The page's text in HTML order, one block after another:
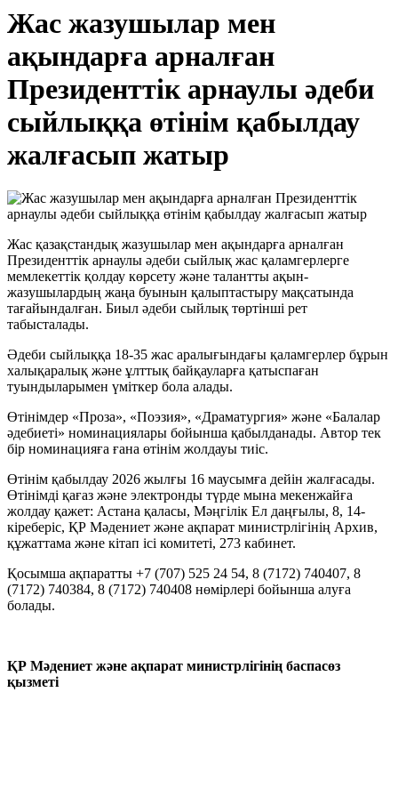
Жас жазушылар мен
ақындарға арналған
Президенттік арнаулы әдеби
сыйлыққа өтінім қабылдау
жалғасып жатыр
Жас қазақстандық жазушылар мен ақындарға арналған
Президенттік арнаулы әдеби сыйлық жас қаламгерлерге
мемлекеттік қолдау көрсету және талантты ақын-
жазушылардың жаңа буынын қалыптастыру мақсатында
тағайындалған. Биыл әдеби сыйлық төртінші рет
табысталады.
Әдеби сыйлыққа 18-35 жас аралығындағы қаламгерлер бұрын
халықаралық және ұлттық байқауларға қатыспаған
туындыларымен үміткер бола алады.
Өтінімдер «Проза», «Поэзия», «Драматургия» және «Балалар
әдебиеті» номинациялары бойынша қабылданады. Автор тек
бір номинацияға ғана өтінім жолдауы тиіс.
Өтінім қабылдау 2026 жылғы 16 маусымға дейін жалғасады.
Өтінімді қағаз және электронды түрде мына мекенжайға
жолдау қажет: Астана қаласы, Мәңгілік Ел даңғылы, 8, 14-
кіреберіс, ҚР Мәдениет және ақпарат министрлігінің Архив,
құжаттама және кітап ісі комитеті, 273 кабинет.
Қосымша ақпаратты +7 (707) 525 24 54, 8 (7172) 740407, 8
(7172) 740384, 8 (7172) 740408 нөмірлері бойынша алуға
болады.
ҚР Мәдениет және ақпарат министрлігінің баспасөз
қызметі